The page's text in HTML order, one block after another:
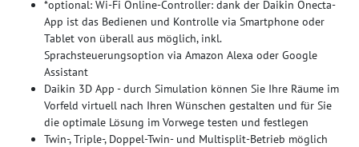
*optional: Wi-Fi Online-Controller: dank der Daikin Onecta-
App ist das Bedienen und Kontrolle via Smartphone oder
Tablet von überall aus möglich, inkl.
Sprachsteuerungsoption via Amazon Alexa oder Google
Assistant
Daikin 3D App - durch Simulation können Sie Ihre Räume im
Vorfeld virtuell nach Ihren Wünschen gestalten und für Sie
die optimale Lösung im Vorwege testen und festlegen
Twin-, Triple-, Doppel-Twin- und Multisplit-Betrieb möglich